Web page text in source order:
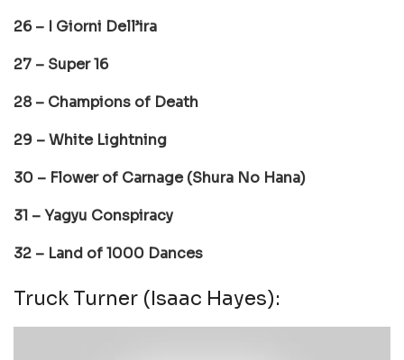
26 – I Giorni Dell’ira
27 – Super 16
28 – Champions of Death
29 – White Lightning
30 – Flower of Carnage (Shura No Hana)
31 – Yagyu Conspiracy
32 – Land of 1000 Dances
Truck Turner (Isaac Hayes):